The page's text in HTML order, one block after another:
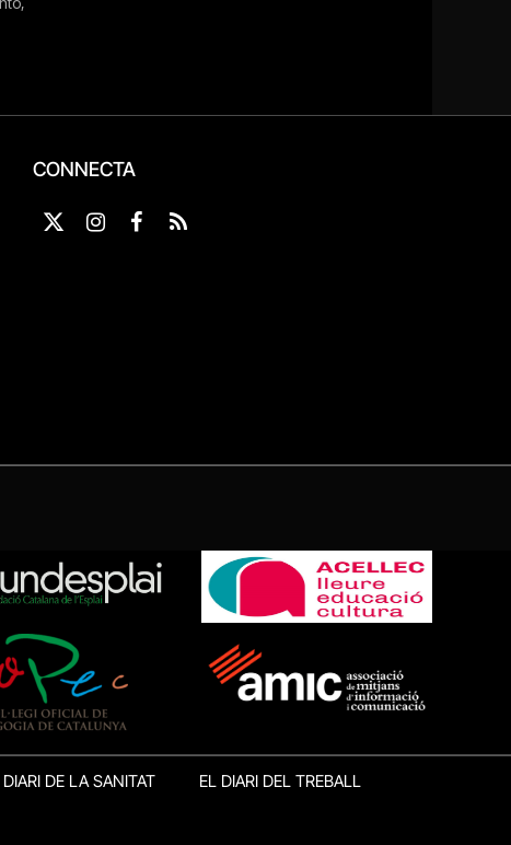
CONNECTA
X
Instagram
Facebook
RSS
DIARI DE LA SANITAT EL DIARI DEL TREBALL